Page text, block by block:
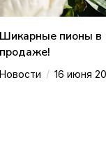
Шикарные пионы в
продаже!
Новости / 16 июня